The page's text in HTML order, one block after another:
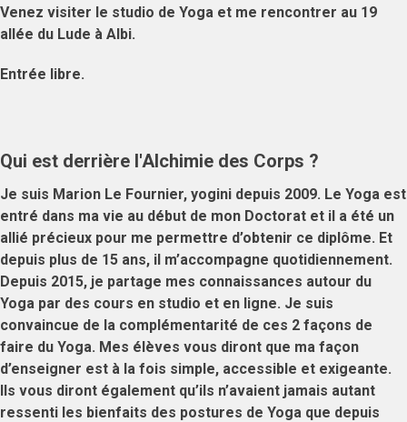
Venez visiter le studio de Yoga et me rencontrer au 19
allée du Lude à Albi.
Entrée libre.
Qui est derrière l'Alchimie des Corps ?
Je suis Marion Le Fournier, yogini depuis 2009. Le Yoga est
entré dans ma vie au début de mon Doctorat et il a été un
allié précieux pour me permettre d’obtenir ce diplôme. Et
depuis plus de 15 ans, il m’accompagne quotidiennement.
Depuis 2015, je partage mes connaissances autour du
Yoga par des cours en studio et en ligne. Je suis
convaincue de la complémentarité de ces 2 façons de
faire du Yoga. Mes élèves vous diront que ma façon
d’enseigner est à la fois simple, accessible et exigeante.
Ils vous diront également qu’ils n’avaient jamais autant
ressenti les bienfaits des postures de Yoga que depuis